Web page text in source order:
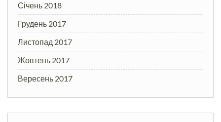
Січень 2018
Грудень 2017
Листопад 2017
Жовтень 2017
Вересень 2017